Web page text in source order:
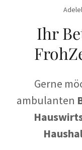
Ihr
Gerne
ambulanten